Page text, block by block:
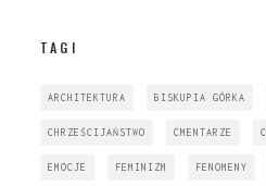
TAGI
ARCHITEKTURA BISKUPIA GÓRKA
CHRZEŚCIJAŃSTWO CMENTARZE
EMOCJE FEMINIZM FENOMENY